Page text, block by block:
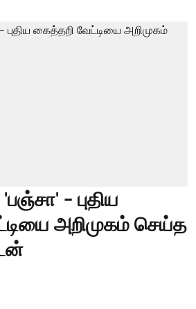
- புதிய
அறிமுகம் செய்த